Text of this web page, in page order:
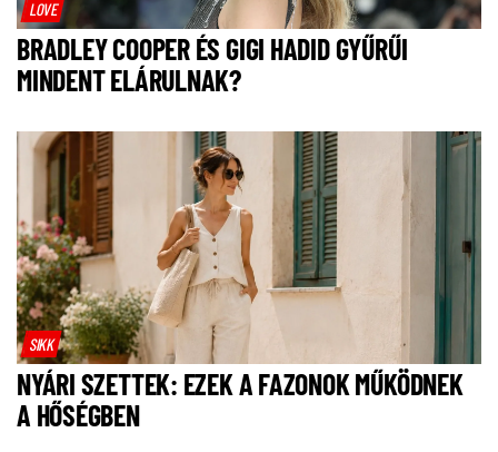
LOVE
BRADLEY COOPER ÉS GIGI HADID GYŰRŰI
MINDENT ELÁRULNAK?
SIKK
NYÁRI SZETTEK: EZEK A FAZONOK MŰKÖDNEK
A HŐSÉGBEN